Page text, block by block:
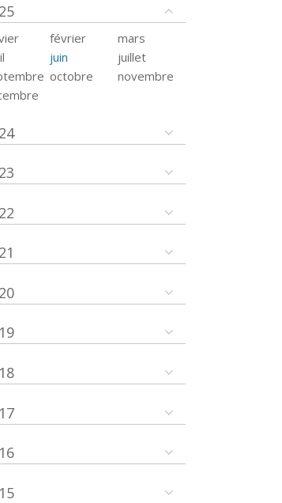
février
mars
juin
juillet
octobre
novembre